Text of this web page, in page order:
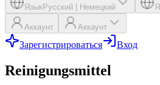
ЯзыкРусский Немецкий
Аккаунт Аккаунт
Зарегистрироваться Вход
Reinigungsmittel